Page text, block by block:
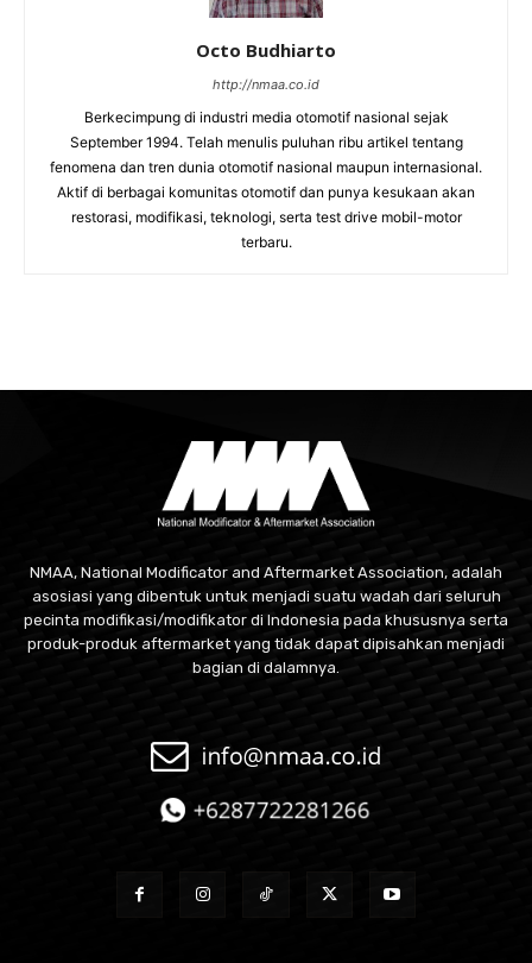
Octo Budhiarto
http://nmaa.co.id
Berkecimpung di industri media otomotif nasional sejak
September 1994. Telah menulis puluhan ribu artikel tentang
fenomena dan tren dunia otomotif nasional maupun internasional.
Aktif di berbagai komunitas otomotif dan punya kesukaan akan
restorasi, modifikasi, teknologi, serta test drive mobil-motor
terbaru.
NMAA, National Modificator and Aftermarket Association, adalah
asosiasi yang dibentuk untuk menjadi suatu wadah dari seluruh
pecinta modifikasi/modifikator di Indonesia pada khususnya serta
produk-produk aftermarket yang tidak dapat dipisahkan menjadi
bagian di dalamnya.